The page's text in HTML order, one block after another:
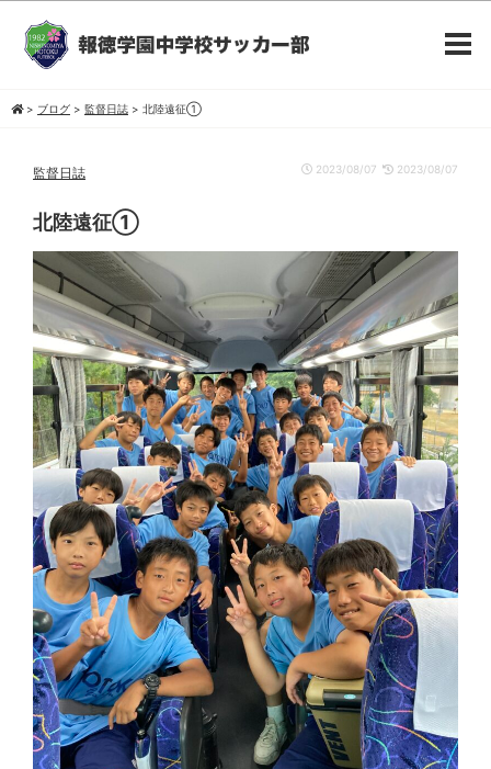
> ブログ > 監督日誌 > 北陸遠征①
監督日誌 2023/08/07 2023/08/07
北陸遠征①